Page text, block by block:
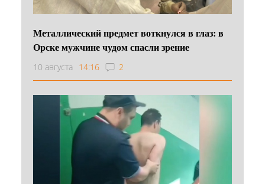
Металлический предмет воткнулся в глаз: в
Орске мужчине чудом спасли зрение
10 августа 14:16 2